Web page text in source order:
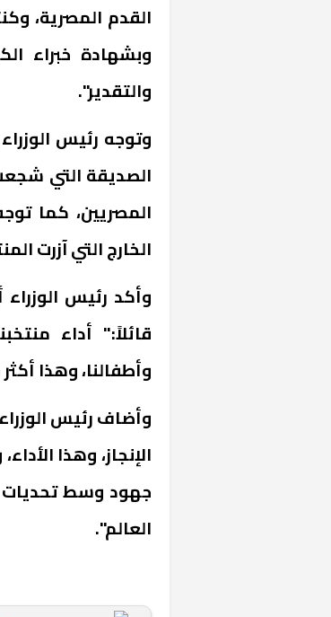
القدم المصرية،
وبشهادة خبراء
والتقدير".
وتوجه رئيس
الصديقة التي
المصريين، كما
الخارج التي آزرت
وأكد رئيس
قائلاً:" أداء
وأطفالنا، وهذا
وأضاف رئيس
الإنجاز، وهذا
جهود وسط تحديات
العالم".